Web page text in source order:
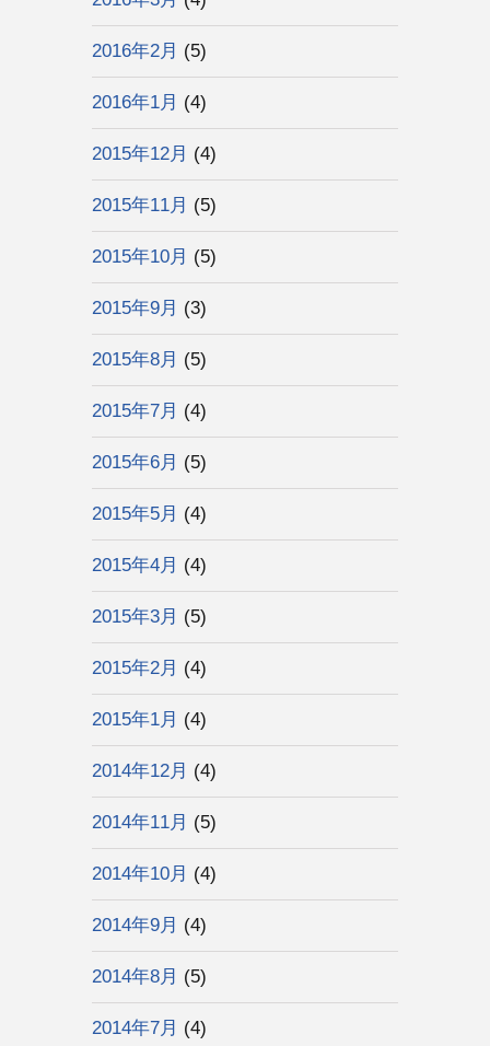
2016年2月 (5)
2016年1月 (4)
2015年12月 (4)
2015年11月 (5)
2015年10月 (5)
2015年9月 (3)
2015年8月 (5)
2015年7月 (4)
2015年6月 (5)
2015年5月 (4)
2015年4月 (4)
2015年3月 (5)
2015年2月 (4)
2015年1月 (4)
2014年12月 (4)
2014年11月 (5)
2014年10月 (4)
2014年9月 (4)
2014年8月 (5)
2014年7月 (4)